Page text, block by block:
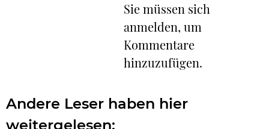
Sie müssen sich
anmelden, um
Kommentare
hinzuzufügen.
Andere Leser haben hier
weitergelesen: